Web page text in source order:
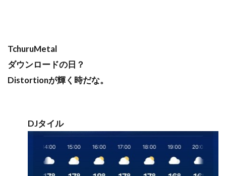
TchuruMetal
ダウンロードの日？
Distortionが輝く時だな。
DJタイル